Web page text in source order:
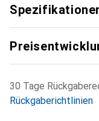
30 Tage
Rückgaberichtlinien